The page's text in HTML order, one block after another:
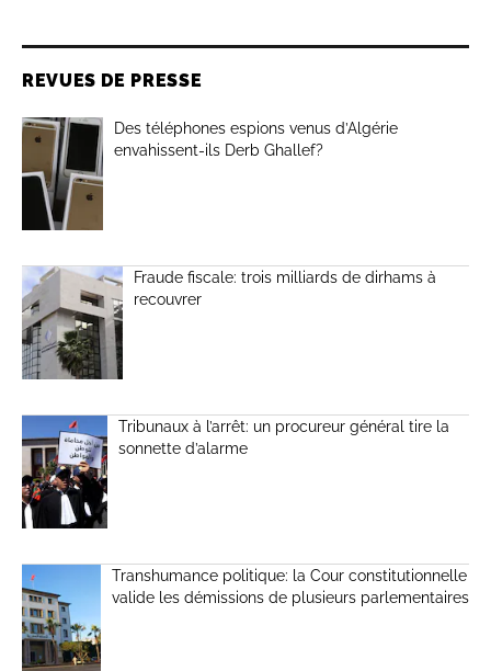
REVUES DE PRESSE
Des téléphones espions venus d’Algérie
envahissent-ils Derb Ghallef?
Fraude fiscale: trois milliards de dirhams à
recouvrer
Tribunaux à l’arrêt: un procureur général tire la
sonnette d’alarme
Transhumance politique: la Cour constitutionnelle
valide les démissions de plusieurs parlementaires